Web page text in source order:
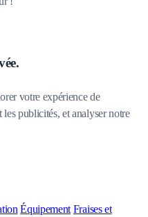
votre expérience de
publicités, et analyser notre
Équipement Fraises et